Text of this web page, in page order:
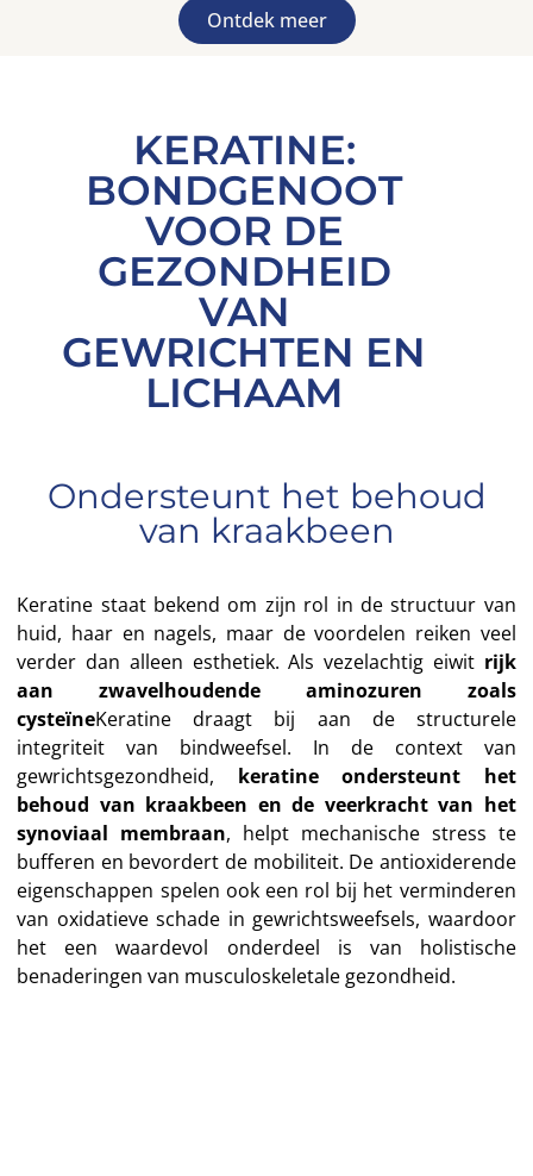
Ontdek meer
KERATINE:
BONDGENOOT
VOOR DE
GEZONDHEID
VAN
GEWRICHTEN EN
LICHAAM
Ondersteunt het behoud
van kraakbeen
Keratine staat bekend om zijn rol in de structuur van
huid, haar en nagels, maar de voordelen reiken veel
verder dan alleen esthetiek. Als vezelachtig eiwit rijk
aan
zwavelhoudende aminozuren zoals
cysteïneKeratine draagt bij aan de structurele
integriteit van bindweefsel. In de context van
gewrichtsgezondheid, keratine ondersteunt het
behoud van kraakbeen en de veerkracht van het
synoviaal membraan, helpt mechanische stress te
bufferen en bevordert de mobiliteit. De antioxiderende
eigenschappen spelen ook een rol bij het verminderen
van oxidatieve schade in gewrichtsweefsels, waardoor
het een waardevol onderdeel is van holistische
benaderingen van musculoskeletale gezondheid.